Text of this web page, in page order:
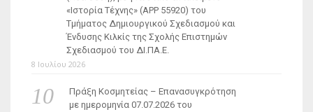
«Ιστορία Τέχνης» (ΑΡΡ 55920) του
Τμήματος Δημιουργικού Σχεδιασμού και
Ένδυσης Κιλκίς της Σχολής Επιστημών
Σχεδιασμού του ΔΙ.ΠΑ.Ε.
8 Ιουλίου 2026
Πράξη Κοσμητείας – Επανασυγκρότηση
με ημερομηνία 07.07.2026 του